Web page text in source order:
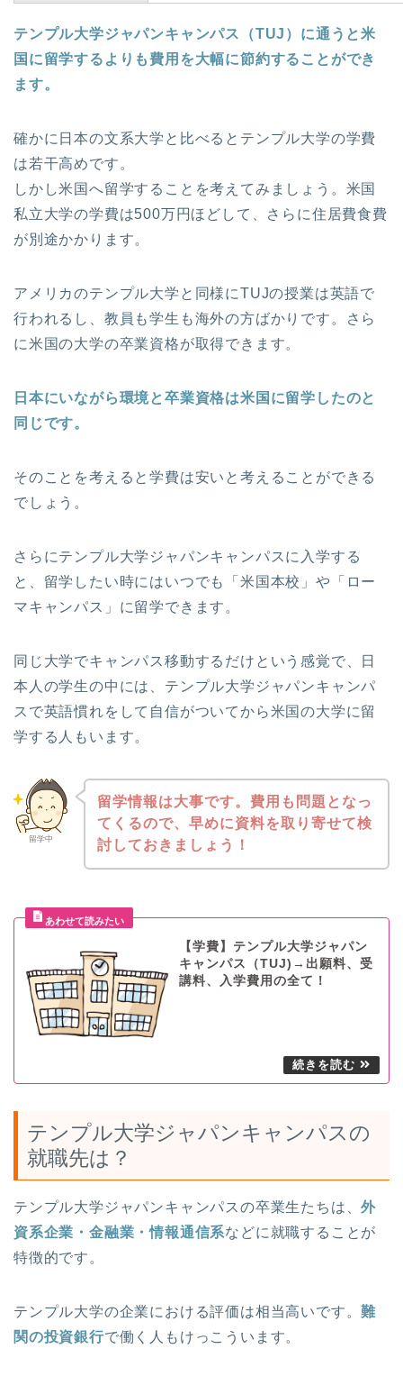
テンプル大学ジャパンキャンパス（TUJ）に通うと米
国に留学するよりも費用を大幅に節約することができ
ます。
確かに日本の文系大学と比べるとテンプル大学の学費
は若干高めです。
しかし米国へ留学することを考えてみましょう。米国
私立大学の学費は500万円ほどして、さらに住居費食費
が別途かかります。
アメリカのテンプル大学と同様にTUJの授業は英語で
行われるし、教員も学生も海外の方ばかりです。さら
に米国の大学の卒業資格が取得できます。
日本にいながら環境と卒業資格は米国に留学したのと
同じです。
そのことを考えると学費は安いと考えることができる
でしょう。
さらにテンプル大学ジャパンキャンパスに入学する
と、留学したい時にはいつでも「米国本校」や「ロー
マキャンパス」に留学できます。
同じ大学でキャンパス移動するだけという感覚で、日
本人の学生の中には、テンプル大学ジャパンキャンパ
スで英語慣れをして自信がついてから米国の大学に留
学する人もいます。
留学中
留学情報は大事です。費用も問題となっ
てくるので、早めに資料を取り寄せて検
討しておきましょう！
【学費】テンプル大学ジャパン
キャンパス（TUJ)→出願料、受
講料、入学費用の全て！
テンプル大学ジャパンキャンパスの
就職先は？
テンプル大学ジャパンキャンパスの卒業生たちは、外
資系企業・金融業・情報通信系などに就職することが
特徴的です。
テンプル大学の企業における評価は相当高いです。難
関の投資銀行で働く人もけっこういます。